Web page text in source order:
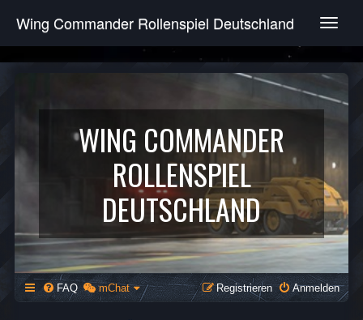
T
g
e
v
g
a
t
i
o
n
Wing Commander Rollenspiel Deutschland
WING COMMANDER
ROLLENSPIEL
DEUTSCHLAND
FAQ mChat Anmelden
Registrieren